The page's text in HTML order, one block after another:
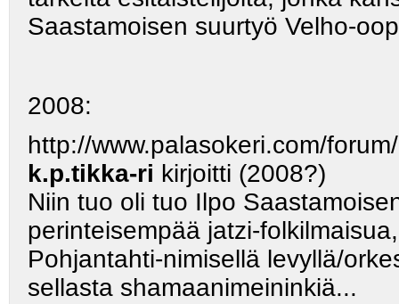
Saastamoisen suurtyö Velho-
2008:
http://www.palasokeri.com/
k.p.tikka-ri kirjoitti (2008?)
Niin tuo oli tuo Ilpo
perinteisempää jatzi-
Pohjantahti-nimisellä levyllä/
sellasta shamaanimeininkiä...